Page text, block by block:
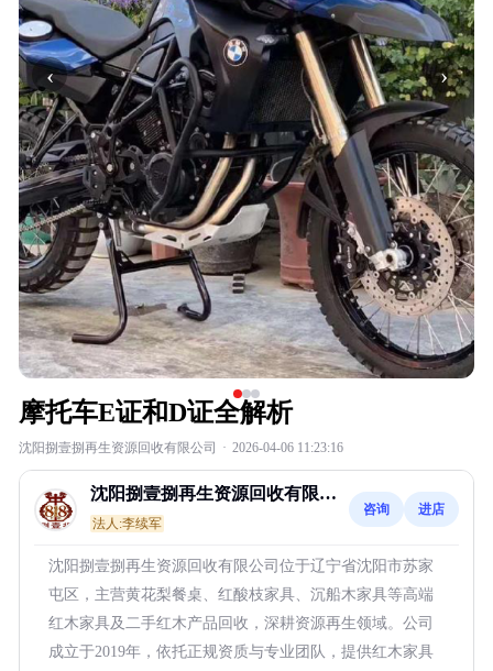
‹ ›
摩托车E证和D证全解析
沈阳捌壹捌再生资源回收有限公司 · 2026-04-06 11:23:16
沈阳捌壹捌再生资源回收有限公
司
法人:李续军
咨询 进店
沈阳捌壹捌再生资源回收有限公司位于辽宁省沈阳市苏家
屯区，主营黄花梨餐桌、红酸枝家具、沉船木家具等高端
红木家具及二手红木产品回收，深耕资源再生领域。公司
成立于2019年，依托正规资质与专业团队，提供红木家具